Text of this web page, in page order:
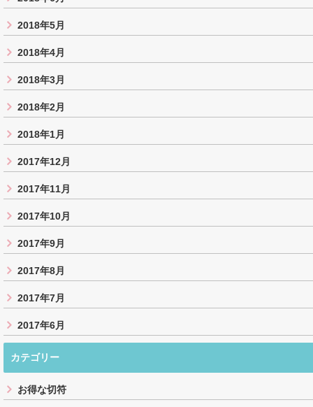
2018年5月
2018年4月
2018年3月
2018年2月
2018年1月
2017年12月
2017年11月
2017年10月
2017年9月
2017年8月
2017年7月
2017年6月
カテゴリー
お得な切符